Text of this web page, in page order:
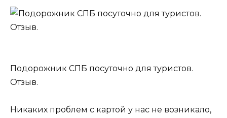
Подорожник СПБ посуточно для туристов.
Отзыв.
Никаких проблем с картой у нас не возникало,